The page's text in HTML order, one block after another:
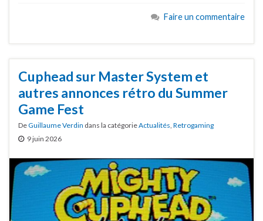
Faire un commentaire
Cuphead sur Master System et
autres annonces rétro du Summer
Game Fest
DeGuillaume Verdin dans la catégorieActualités Retrogaming
9 juin 2026